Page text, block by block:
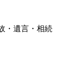
・遺言・相続